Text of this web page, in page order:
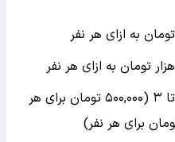
تعداد اعضای خانواردهک‌های ۱ تا ۳ (۵۰۰,۰۰۰ تومان برای هر